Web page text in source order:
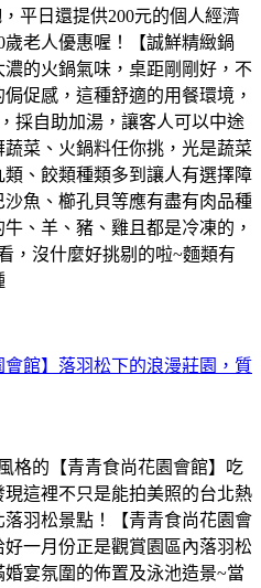
平日還提供200元的個人經濟
老人優惠喔！【誠鮮精緻鍋
的火鍋氣味，桌距剛剛好，不
促感，這種舒適的用餐環境，
採自助加湯，讓客人可以中途
菜、火鍋料任你挑，光是蔬菜
、餃類種類多到讓人有選擇障
魚、櫛孔貝等應有盡有肉品種
、羊、豬、雞且都是冷凍的，
，沒什麼好挑剔的啦~麵類有
館】落羽松下的浪漫莊園，質
格的【青青食尚花園會館】吃
這裡不只是能拍美照的台北熱
羽松景點！【青青食尚花園會
一月份正是觀賞園區內落羽松
宴氛圍的佈置及泳池造景~當